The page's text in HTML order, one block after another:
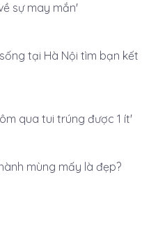
sự may mắn'
tại Hà Nội tìm bạn kết
qua tui trúng được 1 ít'
mùng mấy là đẹp?